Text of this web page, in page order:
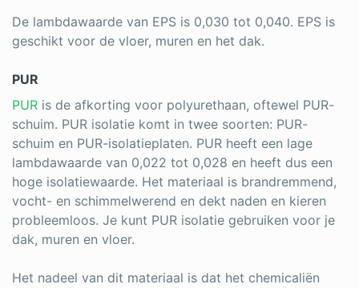
De lambdawaarde van EPS is 0,030 tot 0,040. EPS is
geschikt voor de vloer, muren en het dak.
PUR
PUR is de afkorting voor polyurethaan, oftewel PUR-
schuim. PUR isolatie komt in twee soorten: PUR-
schuim en PUR-isolatieplaten. PUR heeft een lage
lambdawaarde van 0,022 tot 0,028 en heeft dus een
hoge isolatiewaarde. Het materiaal is brandremmend,
vocht- en schimmelwerend en dekt naden en kieren
probleemloos. Je kunt PUR isolatie gebruiken voor je
dak, muren en vloer.
Het nadeel van dit materiaal is dat het chemicaliën